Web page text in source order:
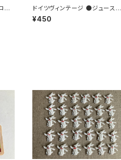
ー
ドイツヴィンテージ ●ジュースラ
ベル3枚組●vitacolaビタコーラ
¥450